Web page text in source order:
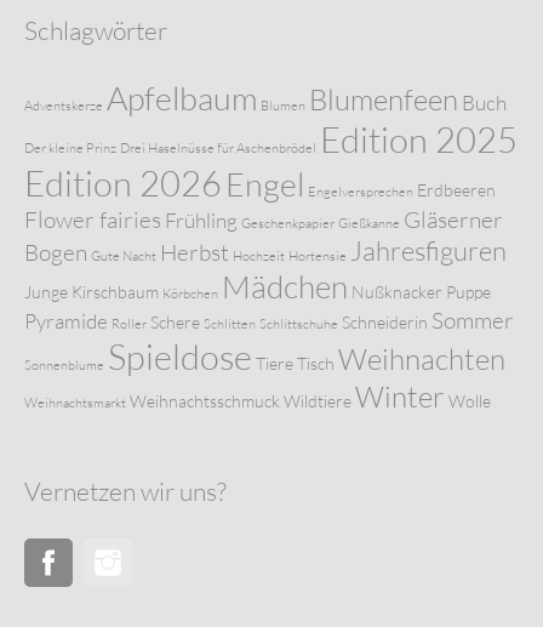
Schlagwörter
Adventskerze Apfelbaum Blumen Blumenfeen Buch
Der kleine Prinz Drei Haselnüsse für Aschenbrödel Edition 2025
Edition 2026 Engel Engelversprechen Erdbeeren
Flower fairies Frühling Geschenkpapier Gießkanne Gläserner
Bogen Gute Nacht Herbst Hochzeit Hortensie Jahresfiguren
Junge Kirschbaum Körbchen Mädchen Nußknacker Puppe
Pyramide Roller Schere Schlitten Schlittschuhe Schneiderin Sommer
Sonnenblume Spieldose TiereTisch Weihnachten
Weihnachtsmarkt Weihnachtsschmuck WildtiereWinter Wolle
Vernetzen wir uns?